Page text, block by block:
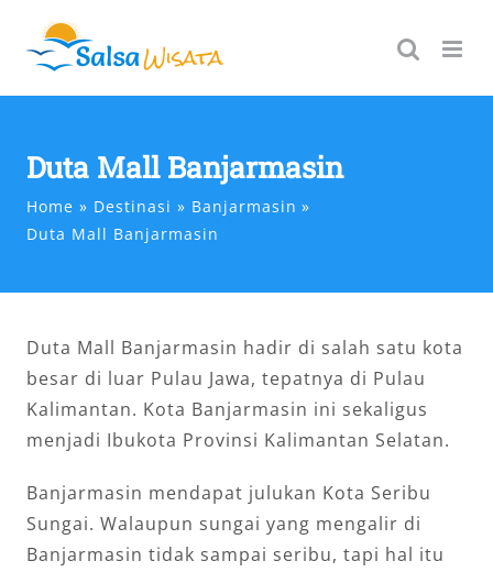
content
Duta Mall Banjarmasin
Home Destinasi
Banjarmasin
Duta Mall Banjarmasin
Duta Mall Banjarmasin hadir di salah satu kota
besar di luar Pulau Jawa, tepatnya di Pulau
Kalimantan. Kota Banjarmasin ini sekaligus
menjadi Ibukota Provinsi Kalimantan Selatan.
Banjarmasin mendapat julukan Kota Seribu
Sungai. Walaupun sungai yang mengalir di
Banjarmasin tidak sampai seribu, tapi hal itu